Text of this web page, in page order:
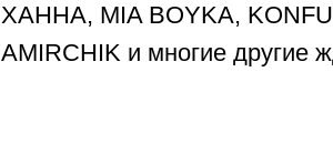
ХАННА, MIA BOYKA,
AMIRCHIK и многие другие